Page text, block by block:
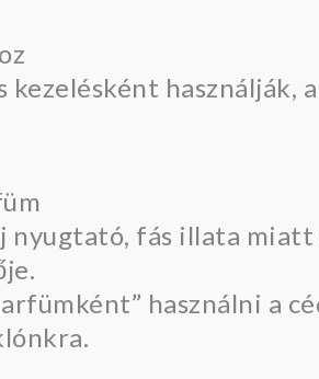
kezelésként használják,
nyugtató, fás illata miatt
használni a